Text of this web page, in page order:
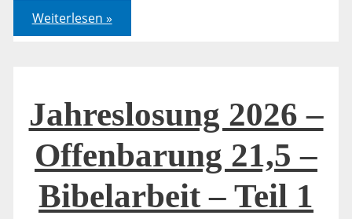
Jahreslosung
2026
–
–
Teil
2
Weiterlesen »
Jahreslosung 2026 –
Offenbarung 21,5 –
Bibelarbeit – Teil 1